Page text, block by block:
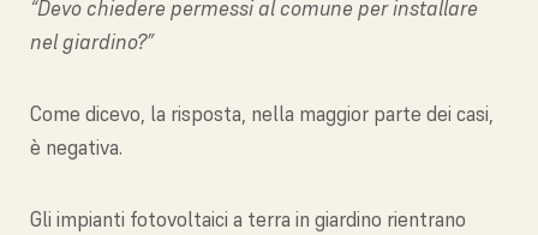
“Devo chiedere permessi al comune per installare
nel giardino?”
Come dicevo, la risposta, nella maggior parte dei casi,
è negativa.
Gli impianti fotovoltaici a terra in giardino rientrano